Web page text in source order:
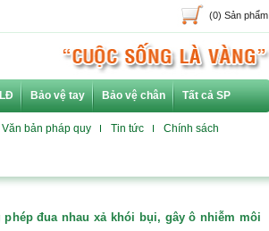
(0) Sản phẩm
Bảo vệ tay Bảo vệ chân Tất cả SP
Văn bản pháp quy Tin tức Chính sách
phép đua nhau xả khói bụi, gây ô nhiễm môi